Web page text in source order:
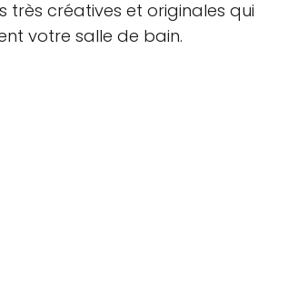
très créatives et originales qui
votre salle de bain.